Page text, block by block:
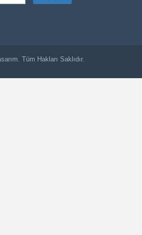
Tüm Hakları Saklıdır.